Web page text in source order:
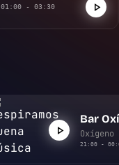
01:00 - 03:30
Bar
Oxígeno
21:00 -